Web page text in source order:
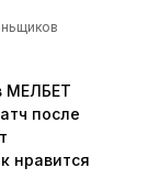
МЕЛБЕТ
после
нравится